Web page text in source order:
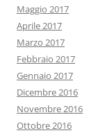
Maggio 2017
Aprile 2017
Marzo 2017
Febbraio 2017
Gennaio 2017
Dicembre 2016
Novembre 2016
Ottobre 2016